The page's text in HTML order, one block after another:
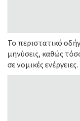
Το περιστατικό
μηνύσεις, καθώς
σε νομικές ενέργειες.